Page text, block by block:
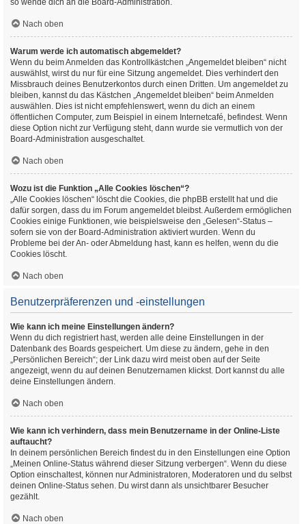
so wende dich an die Board-Administration.
Nach oben
Warum werde ich automatisch abgemeldet?
Wenn du beim Anmelden das Kontrollkästchen „Angemeldet bleiben“ nicht
auswählst, wirst du nur für eine Sitzung angemeldet. Dies verhindert den
Missbrauch deines Benutzerkontos durch einen Dritten. Um angemeldet zu
bleiben, kannst du das Kästchen „Angemeldet bleiben“ beim Anmelden
auswählen. Dies ist nicht empfehlenswert, wenn du dich an einem
öffentlichen Computer, zum Beispiel in einem Internetcafé, befindest. Wenn
diese Option nicht zur Verfügung steht, dann wurde sie vermutlich von der
Board-Administration ausgeschaltet.
Nach oben
Wozu ist die Funktion „Alle Cookies löschen“?
„Alle Cookies löschen“ löscht die Cookies, die phpBB erstellt hat und die
dafür sorgen, dass du im Forum angemeldet bleibst. Außerdem ermöglichen
Cookies einige Funktionen, wie beispielsweise den „Gelesen“-Status –
sofern sie von der Board-Administration aktiviert wurden. Wenn du
Probleme bei der An- oder Abmeldung hast, kann es helfen, wenn du die
Cookies löscht.
Nach oben
Benutzerpräferenzen und -einstellungen
Wie kann ich meine Einstellungen ändern?
Wenn du dich registriert hast, werden alle deine Einstellungen in der
Datenbank des Boards gespeichert. Um diese zu ändern, gehe in den
„Persönlichen Bereich“; der Link dazu wird meist oben auf der Seite
angezeigt, wenn du auf deinen Benutzernamen klickst. Dort kannst du alle
deine Einstellungen ändern.
Nach oben
Wie kann ich verhindern, dass mein Benutzername in der Online-Liste
auftaucht?
In deinem persönlichen Bereich findest du in den Einstellungen eine Option
„Meinen Online-Status während dieser Sitzung verbergen“. Wenn du diese
Option einschaltest, können nur Administratoren, Moderatoren und du selbst
deinen Online-Status sehen. Du wirst dann als unsichtbarer Besucher
gezählt.
Nach oben